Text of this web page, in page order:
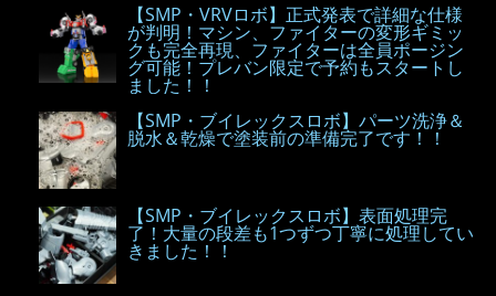
【SMP・VRVロボ】正式発表で詳細な仕様
が判明！マシン、ファイターの変形ギミッ
クも完全再現、ファイターは全員ポージン
グ可能！プレバン限定で予約もスタートし
ました！！
【SMP・ブイレックスロボ】パーツ洗浄＆
脱水＆乾燥で塗装前の準備完了です！！
【SMP・ブイレックスロボ】表面処理完
了！大量の段差も1つずつ丁寧に処理してい
きました！！